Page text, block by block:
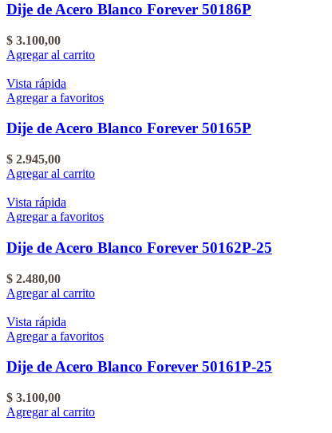
Dije de Acero Blanco Forever 50186P
$ 3.100,00
Agregar al carrito
Vista rápida
Agregar a favoritos
Dije de Acero Blanco Forever 50165P
$ 2.945,00
Agregar al carrito
Vista rápida
Agregar a favoritos
Dije de Acero Blanco Forever 50162P-25
$ 2.480,00
Agregar al carrito
Vista rápida
Agregar a favoritos
Dije de Acero Blanco Forever 50161P-25
$ 3.100,00
Agregar al carrito